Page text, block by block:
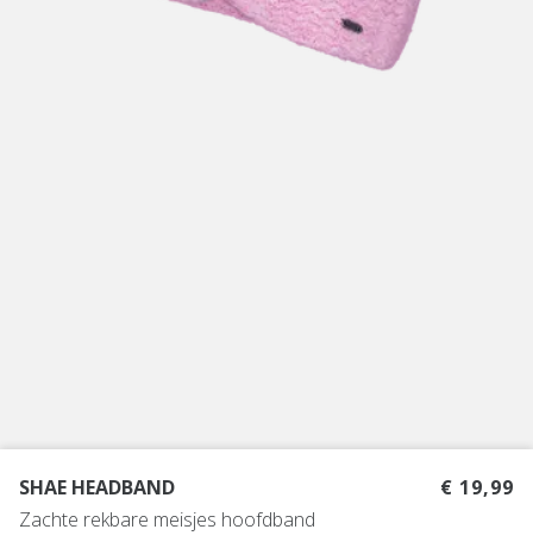
SHAE HEADBAND
Zachte rekbare meisjes hoofdband
€ 19,99